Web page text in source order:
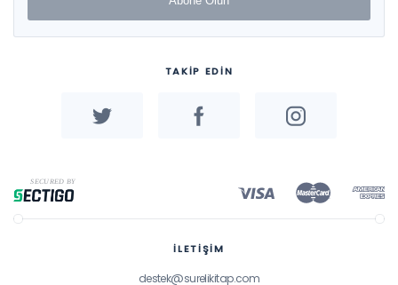
TAKİP EDİN
İLETİŞİM
destek@surelikitap.com